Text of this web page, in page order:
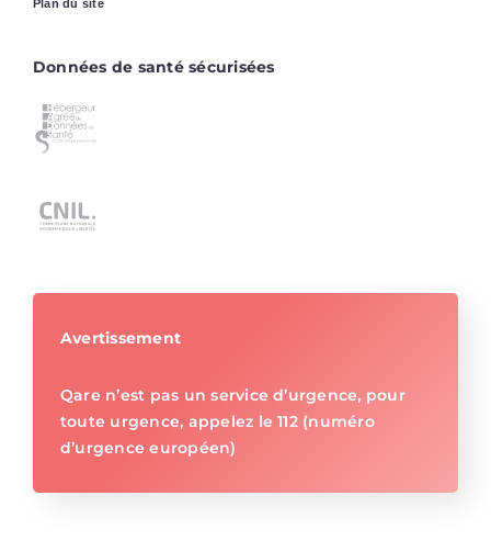
Plan du site
Données de santé sécurisées
Avertissement
Qare n’est pas un service d’urgence, pour
toute urgence, appelez le 112 (numéro
d’urgence européen)